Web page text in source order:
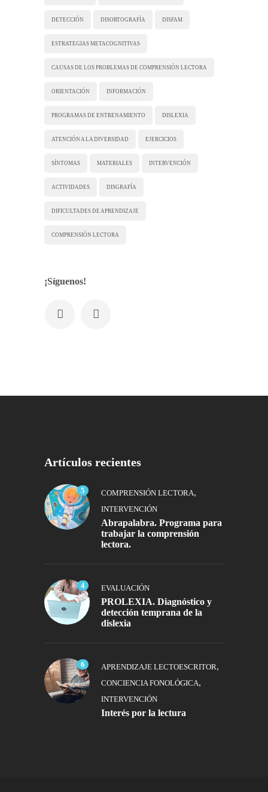
DETECCIÓN DISORTOGRAFÍA DISFAM
ESTRATEGIAS METACOGNITIVAS
CAUSAS DE LOS PROBLEMAS DE COMPRENSIÓN LECTORA
ORIENTACIÓN INFORMACIÓN
PROGRAMAS DE ENTRENAMIENTO DISLEXIA
ATENCIÓN A LA DIVERSIDAD EJERCICIOS
SÍNTOMAS MATERIALES INTERVENCIÓN
ACTIVIDADES DISGRAFÍA
DIFICULTADES DE APRENDIZAJE
COMPRENSIÓN LECTORA
¡Síguenos!
Artículos recientes
5 COMPRENSIÓN LECTORA,
INTERVENCIÓN
Abrapalabra. Programa para
trabajar la comprensión
lectora.
4 EVALUACIÓN
PROLEXIA. Diagnóstico y
detección temprana de la
dislexia
6 APRENDIZAJE LECTOESCRITOR,
CONCIENCIA FONOLÓGICA,
INTERVENCIÓN
Interés por la lectura